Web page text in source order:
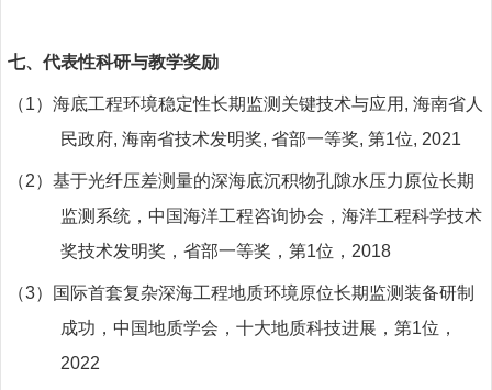
七、 代表性科研与教学奖励
（1）海底工程环境稳定性长期监测关键技术与应用 , 海南省人
民政府, 海南省技术发明奖, 省部一等奖, 第1位, 2021
（2）基于光纤压差测量的深海底沉积物孔隙水压力原位长期
监测系统，中国海洋工程咨询协会，海洋工程科学技术
奖技术发明奖，省部一等奖，第1位， 2018
（3）国际首套复杂深海工程地质环境原位长期监测装备研制
成功，中国地质学会，十大地质科技进展，第1位，
2022